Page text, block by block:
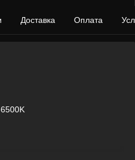
Доставка Оплата